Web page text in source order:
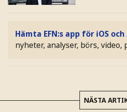
Hämta EFN:s app för iOS
nyheter, analyser, börs, video,
NÄSTA